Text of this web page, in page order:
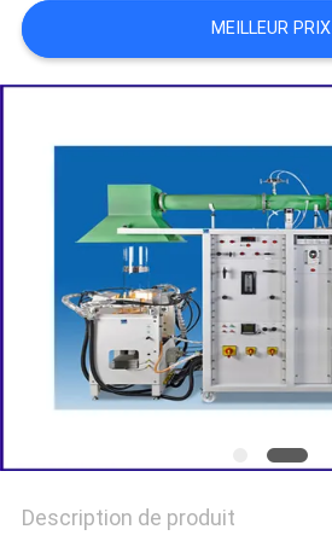
CITATION
PLAN
POLITIQUE
CONFIDENTIALITÉ
MEILLEUR PRIX
Description de produit